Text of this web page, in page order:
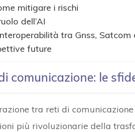
mitigare i rischi
dell’AI
tra Gnss,
future
comunicazione: le
tra reti di
più rivoluzionarie della